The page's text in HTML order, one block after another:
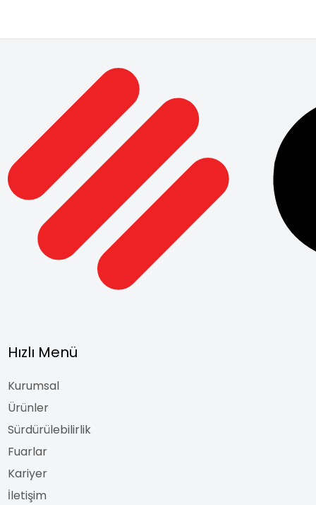
Hızlı Menü
Kurumsal
Ürünler
Sürdürülebilirlik
Fuarlar
Kariyer
İletişim